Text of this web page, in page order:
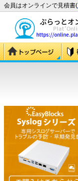
会員はオンラインで見積書(